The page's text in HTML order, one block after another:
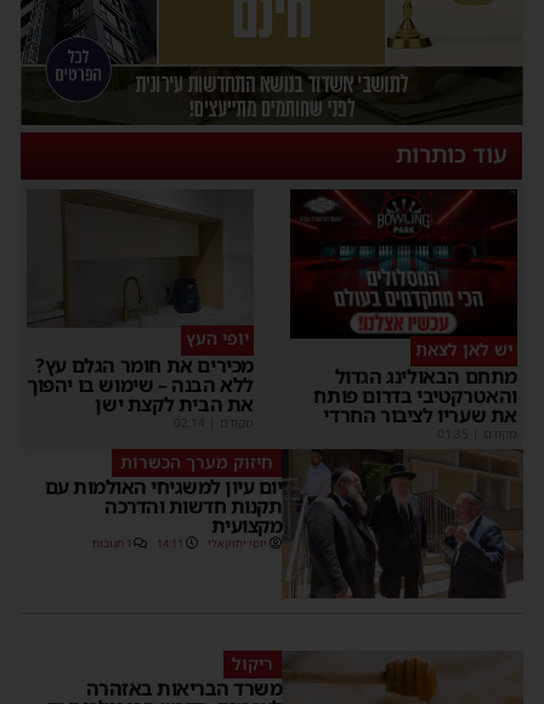
עוד כותרות
יש לאן לצאת
מתחם הבאולינג הגדול
והאטרקטיבי בדרום פותח
את שעריו לציבור החרדי
מקודם
יופי העץ
מכירים את חומר הגלם עץ?
ללא הבנה – שימוש בו יהפוך
את הבית לקצת ישן
מקודם
חיזוק מערך הכשרות
יום עיון למשגיחי האולמות עם
תקנות חדשות והדרכה
מקצועית
יוסי יחזקאלי 14:11 1 תגובות
ריקול
משרד הבריאות באזהרה